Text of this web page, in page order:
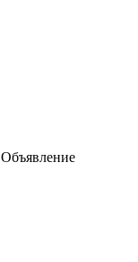
Объявление